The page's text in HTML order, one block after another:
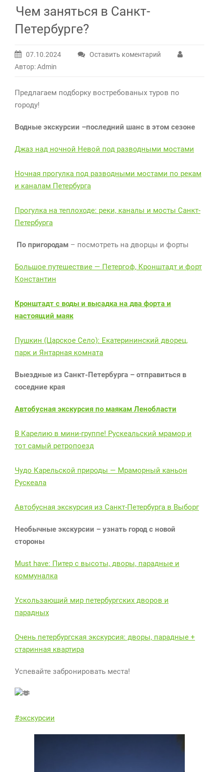
Чем заняться в Санкт-
Петербурге?
07.10.2024
Оставить коментарий
Автор: Admin
Предлагаем подборку востребованых туров по
городу!
Водные экскурсии –последний шанс в этом сезоне
Джаз над ночной Невой под разводными мостами
Ночная прогулка под разводными мостами по рекам
и каналам Петербурга
Прогулка на теплоходе: реки, каналы и мосты Санкт-
Петербурга
По пригородам – посмотреть на дворцы и форты
Большое путешествие — Петергоф, Кронштадт и форт
Константин
Кронштадт с воды и высадка на два форта и
настоящий маяк
Пушкин (Царское Село): Екатерининский дворец,
парк и Янтарная комната
Выездные из Санкт-Петербурга – отправиться в
соседние края
Автобусная экскурсия по маякам Ленобласти
В Карелию в мини-группе! Рускеальский мрамор и
тот самый ретропоезд
Чудо Карельской природы — Мраморный каньон
Рускеала
Автобусная экскурсия из Санкт-Петербурга в Выборг
Необычные экскурсии – узнать город с новой
стороны
Must have: Питер с высоты, дворы, парадные и
коммуналка
Ускользающий мир петербургских дворов и
парадных
Очень петербургская экскурсия: дворы, парадные +
старинная квартира
Успевайте забронировать места!
#экскурсии